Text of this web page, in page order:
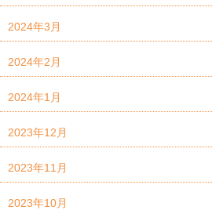
2024年3月
2024年2月
2024年1月
2023年12月
2023年11月
2023年10月